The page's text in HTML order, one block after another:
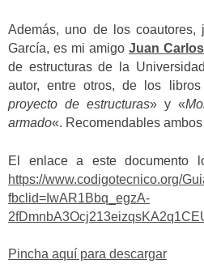
Además, uno de los coautores,
García, es mi amigo Juan
de estructuras de la
autor, entre otros, de los
proyecto de estructuras» y «
armado«. Recomendables ambos
El enlace a este documento
https://www.codigotecnico.org/
fbclid=IwAR1Bbq_egzA-
Pincha aquí para descargar